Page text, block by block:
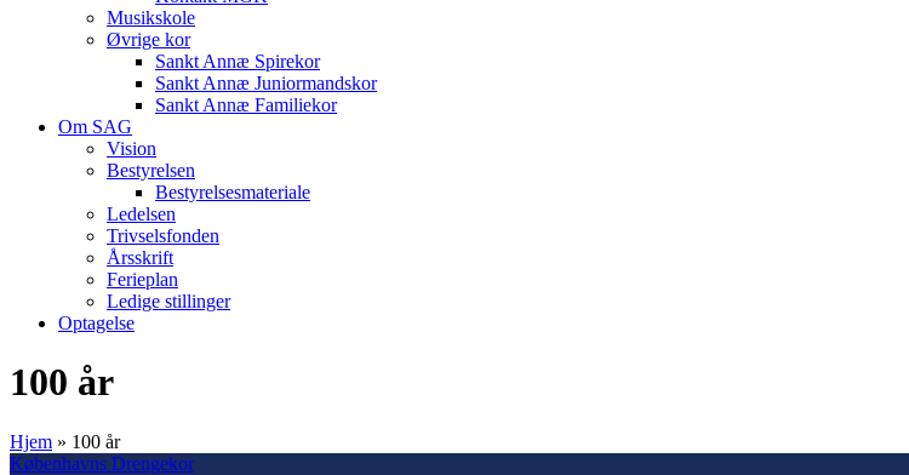
Musikskole
Øvrige kor
Sankt Annæ Spirekor
Sankt Annæ Juniormandskor
Sankt Annæ Familiekor
Om SAG
Vision
Bestyrelsen
Bestyrelsesmateriale
Ledelsen
Trivselsfonden
Årsskrift
Ferieplan
Ledige stillinger
Optagelse
100 år
Hjem » 100 år
Københavns Drengekor